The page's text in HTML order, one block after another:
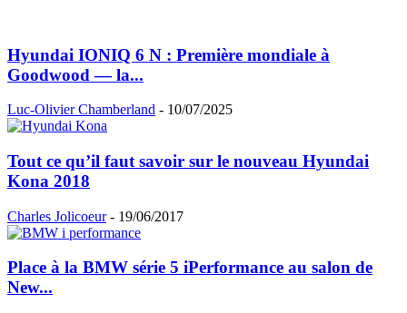
Hyundai IONIQ 6 N : Première mondiale à
Goodwood — la...
Luc-Olivier Chamberland - 10/07/2025
Tout ce qu’il faut savoir sur le nouveau Hyundai
Kona 2018
Charles Jolicoeur - 19/06/2017
Place à la BMW série 5 iPerformance au salon de
New...